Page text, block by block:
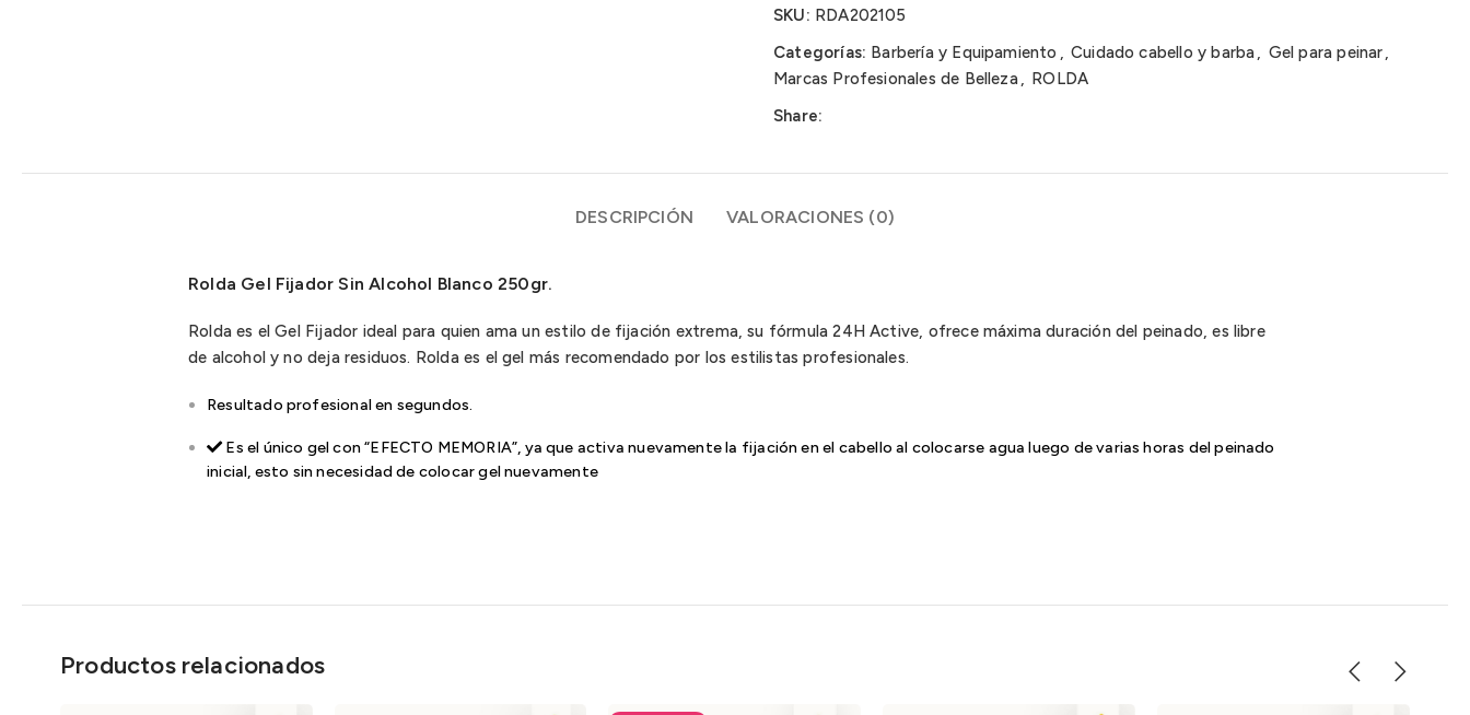
SKU: RDA202105
Categorías: Barbería y Equipamiento , Cuidado cabello y barba, Gel para peinar,
Marcas Profesionales de Belleza, ROLDA
Share:
DESCRIPCIÓN VALORACIONES (0)
Rolda Gel Fijador Sin Alcohol Blanco 250gr.
Rolda es el Gel Fijador ideal para quien ama un estilo de fijación extrema, su fórmula 24H Active, ofrece máxima duración del peinado, es libre
de alcohol y no deja residuos. Rolda es el gel más recomendado por los estilistas profesionales.
Resultado profesional en segundos.
Es el único gel con “EFECTO MEMORIA”, ya que activa nuevamente la fijación en el cabello al colocarse agua luego de varias horas del peinado
inicial, esto sin necesidad de colocar gel nuevamente
Productos relacionados